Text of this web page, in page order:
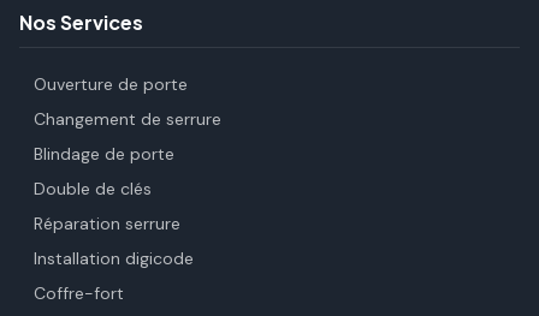
Nos Services
Ouverture de porte
Changement de serrure
Blindage de porte
Double de clés
Réparation serrure
Installation digicode
Coffre-fort